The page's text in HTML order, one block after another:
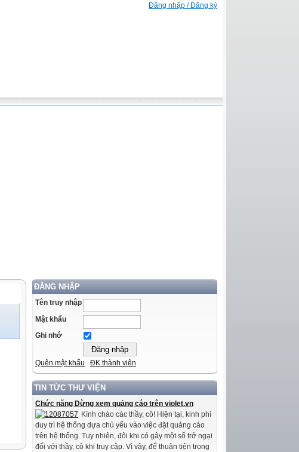
Đăng nhập / Đăng ký
ĐĂNG NHẬP
Tên truy nhập
Mật khẩu
Ghi nhớ
Quên mật khẩu ĐK thành viên
TIN TỨC THƯ VIỆN
Chức năng Dừng xem quảng cáo trên violet.vn
Kính chào các thầy, cô! Hiện tại, kinh phí
duy trì hệ thống dựa chủ yếu vào việc đặt quảng cáo
trên hệ thống. Tuy nhiên, đôi khi có gây một số trở ngại
đối với thầy, cô khi truy cập. Vì vậy, để thuận tiện trong